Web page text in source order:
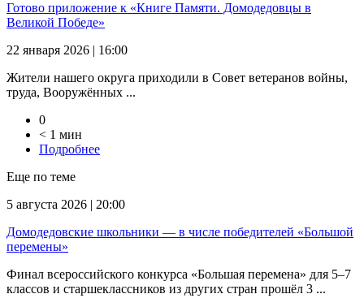
Готово приложение к «Книге Памяти. Домодедовцы в
Великой Победе»
22 января 2026 | 16:00
Жители нашего округа приходили в Совет ветеранов войны,
труда, Вооружённых ...
0
< 1 мин
Подробнее
Еще по теме
5 августа 2026 | 20:00
Домодедовские школьники — в числе победителей «Большой
перемены»
Финал всероссийского конкурса «Большая перемена» для 5–7
классов и старшеклассников из других стран прошёл 3 ...